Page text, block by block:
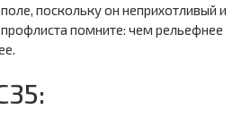
поскольку он неприхотливый и
помните: чем рельефнее